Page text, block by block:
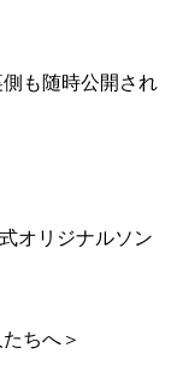
も随時公開され
オリジナルソン
ちへ＞